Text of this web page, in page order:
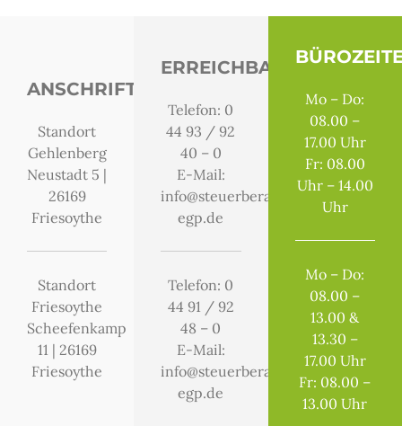
ANSCHRIFTEN
Standort
Gehlenberg
Neustadt 5 |
26169
Friesoythe
Standort
Friesoythe
Scheefenkamp
11 | 26169
Friesoythe
ERREICHBARKEIT
Telefon: 0
44 93 / 92
40 – 0
E-Mail:
info@steuerberater-
egp.de
Telefon: 0
44 91 / 92
48 – 0
E-Mail:
info@steuerberater-
egp.de
Mo – Do:
08.00 –
17.00 Uhr
Fr: 08.00
Uhr – 14.00
Uhr
Mo – Do:
08.00 –
13.00 &
13.30 –
17.00 Uhr
Fr: 08.00 –
13.00 Uhr